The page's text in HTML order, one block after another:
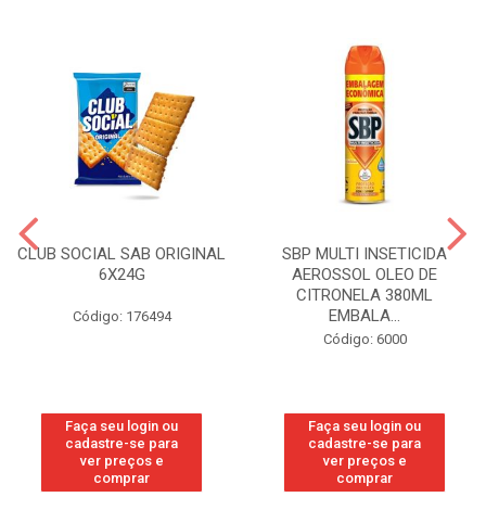
CLUB SOCIAL SAB ORIGINAL
6X24G
Código: 176494
Faça seu login ou
cadastre-se para
ver preços e
comprar
SBP MULTI INSETICIDA
AEROSSOL OLEO DE
CITRONELA 380ML
EMBALA...
Código: 6000
Faça seu login ou
cadastre-se para
ver preços e
comprar